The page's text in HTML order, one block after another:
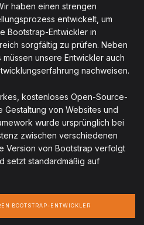
haben einen strengen
entwickelt, um
Bootstrap-Entwickler in
sorgfältig zu prüfen. Neben
unsere Entwickler auch
nachweisen.
kostenloses Open-Source-
Gestaltung von Websites und
wurde ursprünglich bei
zwischen verschiedenen
Version von Bootstrap verfolgt
setzt standardmäßig auf
BOOTSTRAP-ENTWICKLER